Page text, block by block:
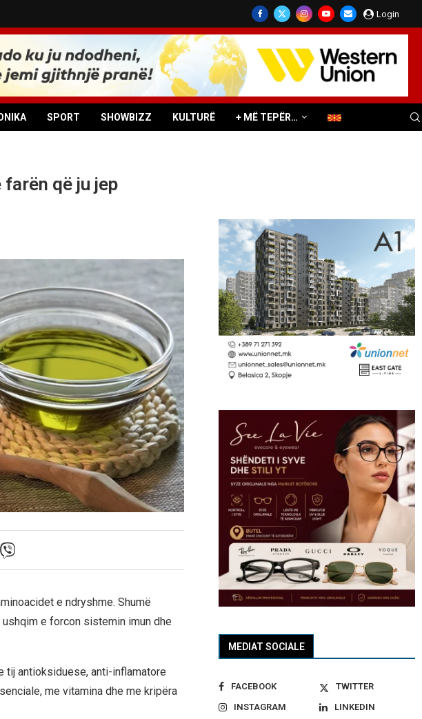
Login
SPORT SHOWBIZZ KULTURË + MË TEPËR…
që ju jep
e ndryshme. Shumë
e forcon sistemin imun dhe
tij antioksiduese, anti-inflamatore
me vitamina dhe me kripëra
MEDIAT SOCIALE
FACEBOOK
TWITTER
INSTAGRAM
LINKEDIN